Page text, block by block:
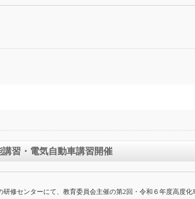
習・電気自動車講習開催
修センターにて、教育委員会主催の第2回・令和６年度高度